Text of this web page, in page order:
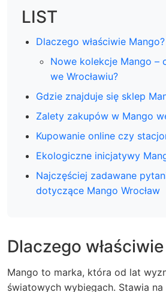
LIST
Dlaczego właściwie Mango?
Nowe kolekcje Mango –
we Wrocławiu?
Gdzie znajduje się sklep
Zalety zakupów w Mango
Kupowanie online czy
Ekologiczne inicjatywy
Najczęściej zadawane
dotyczące Mango Wrocław
Dlaczego
Mango to marka, która od lat
światowych wybiegach. Stawia